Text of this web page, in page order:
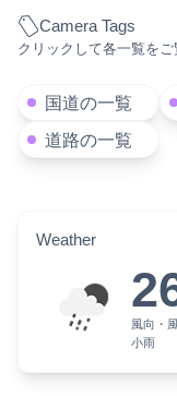
Camera Tags
クリックして各一覧を
国道の一覧
道路の一覧
Weather
風向・
小雨